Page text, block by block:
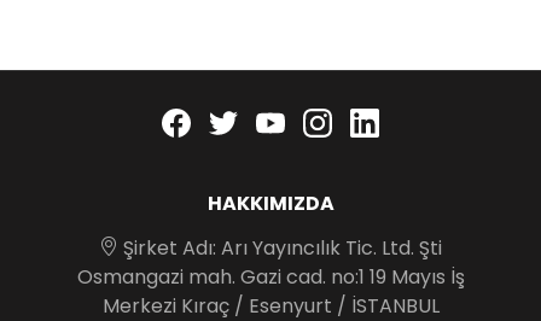
Facebook
twitteryoutubeinstagram
HAKKIMIZDA
Şirket Adı: Arı Yayıncılık Tic. Ltd. Şti
Osmangazi mah. Gazi cad. no:1 19 Mayıs İş
Merkezi Kıraç / Esenyurt / İSTANBUL